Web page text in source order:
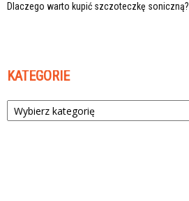
Dlaczego warto kupić szczoteczkę soniczną?
KATEGORIE
Kategorie